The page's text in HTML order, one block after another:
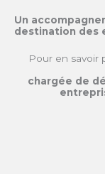
Un
destination des
Pour en savoir
chargée de